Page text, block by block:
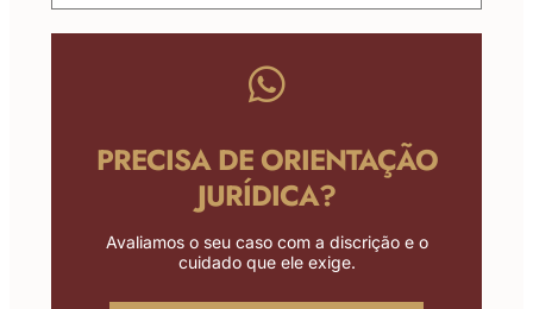
PRECISA DE ORIENTAÇÃO
JURÍDICA?
Avaliamos o seu caso com a discrição e o
cuidado que ele exige.